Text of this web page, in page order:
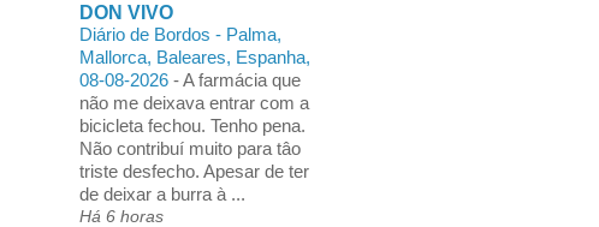
DON VIVO
Diário de Bordos - Palma,
Mallorca, Baleares, Espanha,
08-08-2026 -A farmácia que
não me deixava entrar com a
bicicleta fechou. Tenho pena.
Não contribuí muito para tâo
triste desfecho. Apesar de ter
de deixar a burra à ...
Há 6 horas